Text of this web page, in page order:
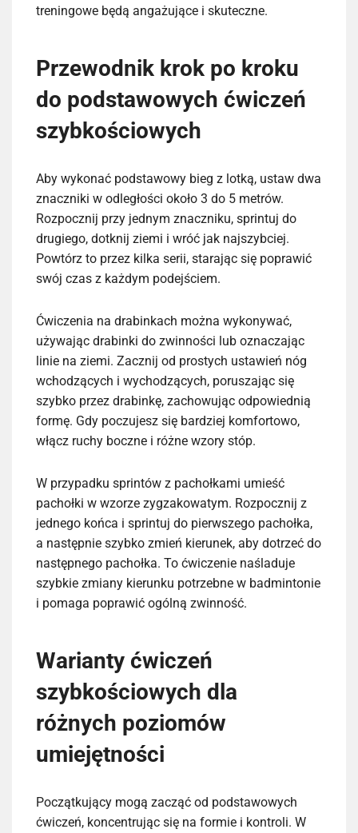
treningowe będą angażujące i skuteczne.
Przewodnik krok po kroku
do podstawowych ćwiczeń
szybkościowych
Aby wykonać podstawowy bieg z lotką, ustaw dwa
znaczniki w odległości około 3 do 5 metrów.
Rozpocznij przy jednym znaczniku, sprintuj do
drugiego, dotknij ziemi i wróć jak najszybciej.
Powtórz to przez kilka serii, starając się poprawić
swój czas z każdym podejściem.
Ćwiczenia na drabinkach można wykonywać,
używając drabinki do zwinności lub oznaczając
linie na ziemi. Zacznij od prostych ustawień nóg
wchodzących i wychodzących, poruszając się
szybko przez drabinkę, zachowując odpowiednią
formę. Gdy poczujesz się bardziej komfortowo,
włącz ruchy boczne i różne wzory stóp.
W przypadku sprintów z pachołkami umieść
pachołki w wzorze zygzakowatym. Rozpocznij z
jednego końca i sprintuj do pierwszego pachołka,
a następnie szybko zmień kierunek, aby dotrzeć do
następnego pachołka. To ćwiczenie naśladuje
szybkie zmiany kierunku potrzebne w badmintonie
i pomaga poprawić ogólną zwinność.
Warianty ćwiczeń
szybkościowych dla
różnych poziomów
umiejętności
Początkujący mogą zacząć od podstawowych
ćwiczeń, koncentrując się na formie i kontroli. W